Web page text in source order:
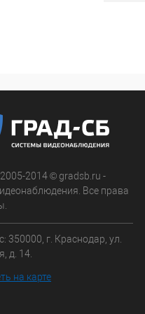
2014 © gradsb.ru -
Все права
350000, г. Краснодар, ул.
д. 14.
на карте